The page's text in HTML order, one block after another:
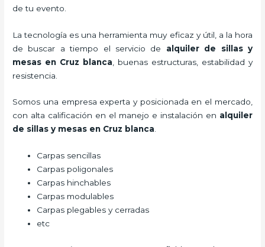
de tu evento.
La tecnología es una herramienta muy eficaz y útil, a la hora
de buscar a tiempo el servicio de alquiler de sillas y
mesas en Cruz blanca , buenas estructuras, estabilidad y
resistencia.
Somos una empresa experta y posicionada en el mercado,
con alta calificación en el manejo e instalación en alquiler
de sillas y mesas en Cruz blanca.
Carpas sencillas
Carpas poligonales
Carpas hinchables
Carpas modulables
Carpas plegables y cerradas
etc